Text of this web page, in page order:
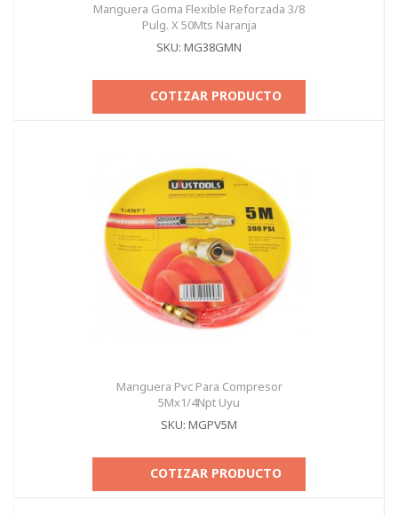
Manguera Goma Flexible Reforzada 3/8
Pulg. X 50Mts Naranja
SKU: MG38GMN
COTIZAR PRODUCTO
Manguera Pvc Para Compresor
5Mx1/4Npt Uyu
SKU: MGPV5M
COTIZAR PRODUCTO